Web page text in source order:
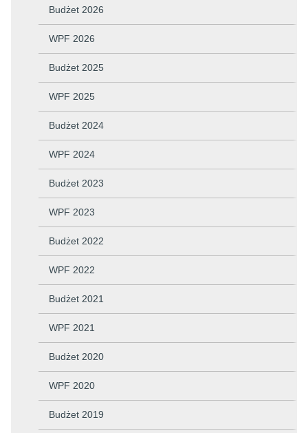
Budżet 2026
WPF 2026
Budżet 2025
WPF 2025
Budżet 2024
WPF 2024
Budżet 2023
WPF 2023
Budżet 2022
WPF 2022
Budżet 2021
WPF 2021
Budżet 2020
WPF 2020
Budżet 2019